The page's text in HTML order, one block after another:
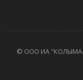
© ООО ИА "КОЛЫМА-